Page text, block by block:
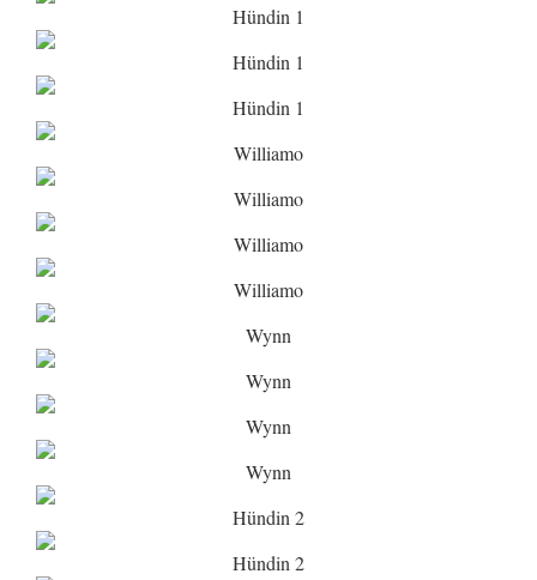
Hündin 1
Hündin 1
Hündin 1
Williamo
Williamo
Williamo
Williamo
Wynn
Wynn
Wynn
Wynn
Hündin 2
Hündin 2